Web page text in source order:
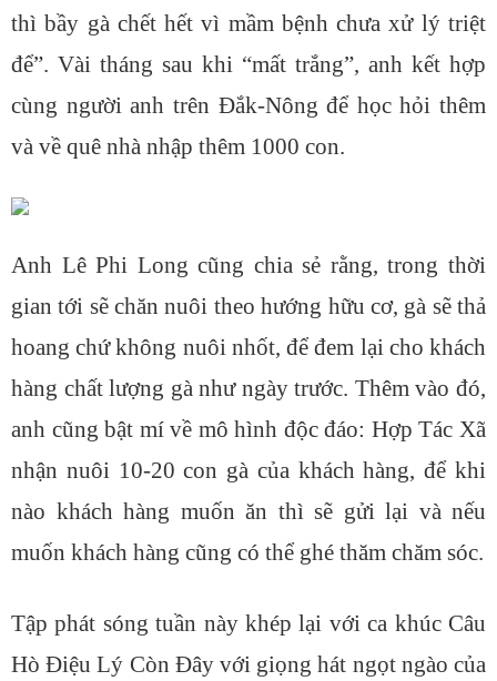
thì bầy gà chết hết vì mầm bệnh chưa xử lý triệt
để”. Vài tháng sau khi “mất trắng”, anh kết hợp
cùng người anh trên Đắk-Nông để học hỏi thêm
và về quê nhà nhập thêm 1000 con.
Anh Lê Phi Long cũng chia sẻ rằng, trong thời
gian tới sẽ chăn nuôi theo hướng hữu cơ, gà sẽ thả
hoang chứ không nuôi nhốt, để đem lại cho khách
hàng chất lượng gà như ngày trước. Thêm vào đó,
anh cũng bật mí về mô hình độc đáo: Hợp Tác Xã
nhận nuôi 10-20 con gà của khách hàng, để khi
nào khách hàng muốn ăn thì sẽ gửi lại và nếu
muốn khách hàng cũng có thể ghé thăm chăm sóc.
Tập phát sóng tuần này khép lại với ca khúc Câu
Hò Điệu Lý Còn Đây với giọng hát ngọt ngào của